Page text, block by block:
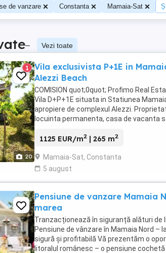
de vanzare Constanta Mamaia-Sat
– Vezi toate
20
1
Vila exclusivista P+1E in
Alezzi Beach
COMISION quot;0quot; Profimo Real
Vila D+P+1E situata in Statiunea
apropiere de complexul Alezzi.
locuinta permanenta, casa de vacanta
1125 EUR/m2 | 265 m2
Mamaia-Sat, Constanta
5 august
Pensiune de vanzare Mamaia
marea
Tranzacționează în siguranță alături de
Pensiune de vânzare în Mamaia Nord –
sigură și profitabilă Vă prezentăm o
litoralul românesc – o pensiune